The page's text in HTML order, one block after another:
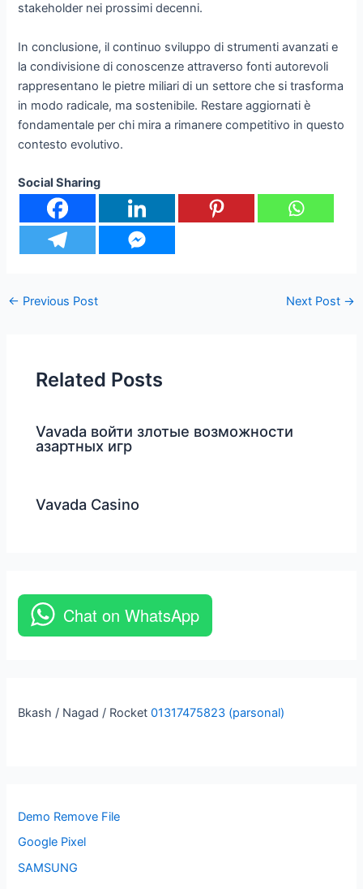
stakeholder nei prossimi decenni.
In conclusione, il continuo sviluppo di strumenti avanzati e
la condivisione di conoscenze attraverso fonti autorevoli
rappresentano le pietre miliari di un settore che si trasforma
in modo radicale, ma sostenibile. Restare aggiornati è
fondamentale per chi mira a rimanere competitivo in questo
contesto evolutivo.
Social Sharing
← Previous Post Next Post →
Related Posts
Vavada войти злотые возможности
азартных игр
Vavada Casino
Chat on WhatsApp
Bkash / Nagad / Rocket01317475823 (parsonal)
Demo Remove File
Google Pixel
SAMSUNG